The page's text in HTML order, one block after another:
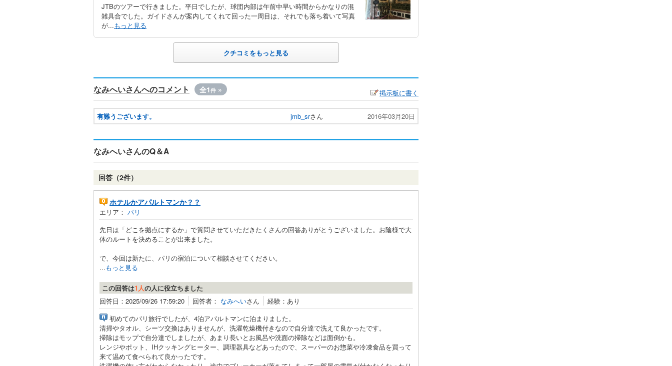
JTBのツアーで行きました。平日でしたが、球団内部は午前中早い時間からかなりの混
雑具合でした。ガイドさんが案内してくれて回った一周目は、それでも落ち着いて写真
が...もっと見る
クチコミをもっと見る
なみへいさんへのコメント 全1件 » 掲示板に書く
有難うございます。 jmb_srさん 2016年03月20日
なみへいさんのQ＆A
回答（2件）
ホテルかアパルトマンか？？
エリア： パリ
先日は「どこを拠点にするか」で質問させていただきたくさんの回答ありがとうございました。お陰様で大
体のルートを決めることが出来ました。
で、今回は新たに、パリの宿泊について相談させてください。
...もっと見る
この回答は1人の人に役立ちました
回答日：2025/09/26 17:59:20
回答者： なみへいさん
経験：あり
初めてのパリ旅行でしたが、4泊アパルトマンに泊まりました。
清掃やタオル、シーツ交換はありませんが、洗濯乾燥機付きなので自分達で洗えて良かったです。
掃除はモップで自分達でしましたが、あまり長いとお風呂や洗面の掃除などは面倒かも。
レンジやポット、IHクッキングヒーター、調理器具などあったので、スーパーのお惣菜や冷凍食品を買って
来て温めて食べられて良かったです。